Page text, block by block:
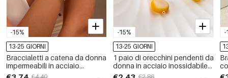
-15%
13-25 GIORNI
Braccialetti a catena da donna
impermeabili in acciaio
inossidabile con motivo
-15%
13-25 GIORNI
1 paio di orecchini pendenti da
donna in acciaio inossidabile
con conchiglia bohémien,
-